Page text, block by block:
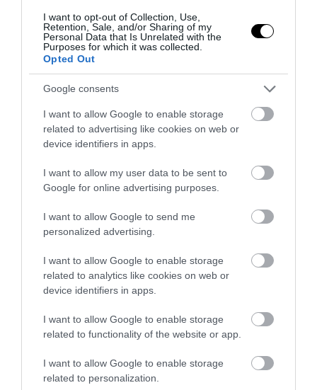
I want to opt-out of Collection, Use,
Retention, Sale, and/or Sharing of my
Personal Data that Is Unrelated with the
Purposes for which it was collected.
Opted Out
Google consents
I want to allow Google to enable storage
related to advertising like cookies on web or
device identifiers in apps.
I want to allow my user data to be sent to
Google for online advertising purposes.
I want to allow Google to send me
personalized advertising.
I want to allow Google to enable storage
related to analytics like cookies on web or
device identifiers in apps.
I want to allow Google to enable storage
related to functionality of the website or app.
I want to allow Google to enable storage
related to personalization.
PRONEWS.GR /PROVOCATEUR
Στη δημοσιότητα η ανακοίνωση του
Θ.Αυγερινού και 21 πρώην στελεχών της
«Ελπίδας» – Ποιοι οι λόγοι που
αποχώρησαν